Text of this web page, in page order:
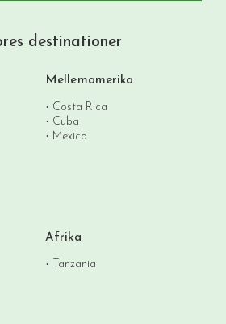
destinationer
Mellemamerika
Costa Rica
Cuba
Mexico
Afrika
Tanzania